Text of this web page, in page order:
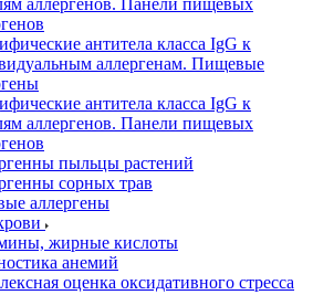
аллергенов. Панели пищевых
антитела класса IgG к
аллергенам. Пищевые
антитела класса IgG к
аллергенов. Панели пищевых
пыльцы растений
сорных трав
аллергены
жирные кислоты
анемий
оценка оксидативного стресса